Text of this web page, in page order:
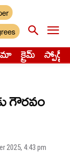
క్రైమ్ స్పోర్ట్స్
గౌరవం
2025, 4:43 pm